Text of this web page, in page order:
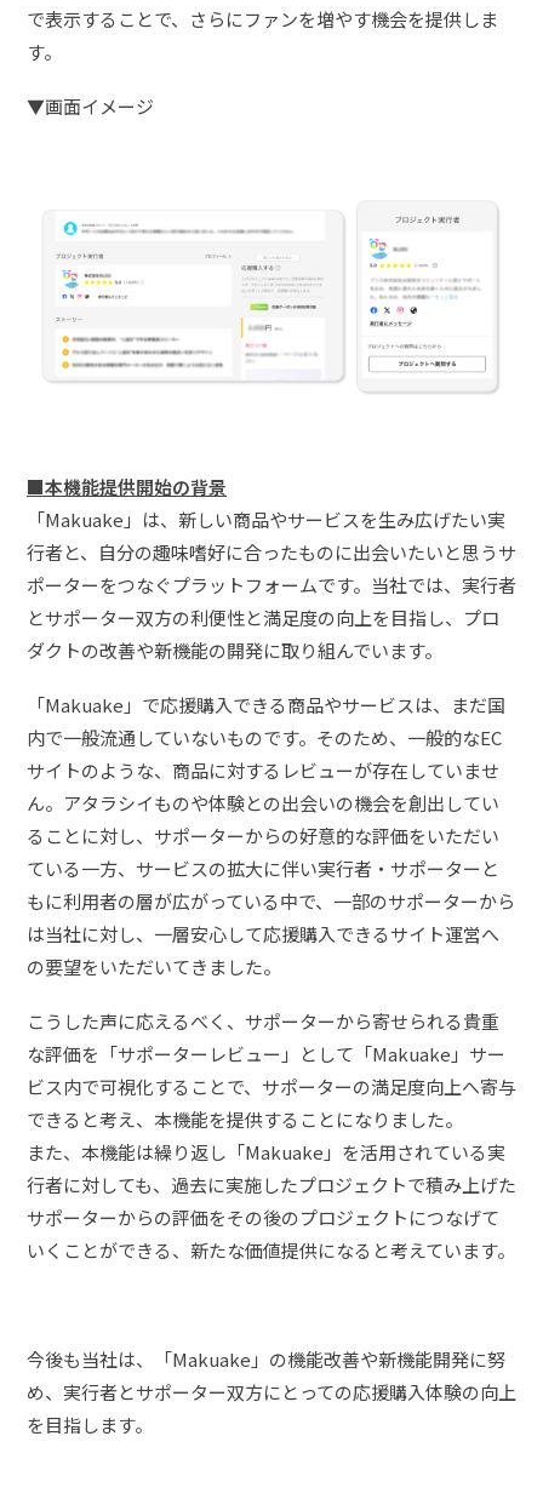
で表示することで、さらにファンを増やす機会を提供しま
す。
▼画面イメージ
■本機能提供開始の背景
「Makuake」は、新しい商品やサービスを生み広げたい実
行者と、自分の趣味嗜好に合ったものに出会いたいと思うサ
ポーターをつなぐプラットフォームです。当社では、実行者
とサポーター双方の利便性と満足度の向上を目指し、プロ
ダクトの改善や新機能の開発に取り組んでいます。
「Makuake」で応援購入できる商品やサービスは、まだ国
内で一般流通していないものです。そのため、一般的なEC
サイトのような、商品に対するレビューが存在していませ
ん。アタラシイものや体験との出会いの機会を創出してい
ることに対し、サポーターからの好意的な評価をいただい
ている一方、サービスの拡大に伴い実行者・サポーターと
もに利用者の層が広がっている中で、一部のサポーターから
は当社に対し、一層安心して応援購入できるサイト運営へ
の要望をいただいてきました。
こうした声に応えるべく、サポーターから寄せられる貴重
な評価を「サポーターレビュー」として「Makuake」サー
ビス内で可視化することで、サポーターの満足度向上へ寄与
できると考え、本機能を提供することになりました。
また、本機能は繰り返し「Makuake」を活用されている実
行者に対しても、過去に実施したプロジェクトで積み上げた
サポーターからの評価をその後のプロジェクトにつなげて
いくことができる、新たな価値提供になると考えています。
今後も当社は、「Makuake」の機能改善や新機能開発に努
め、実行者とサポーター双方にとっての応援購入体験の向上
を目指します。